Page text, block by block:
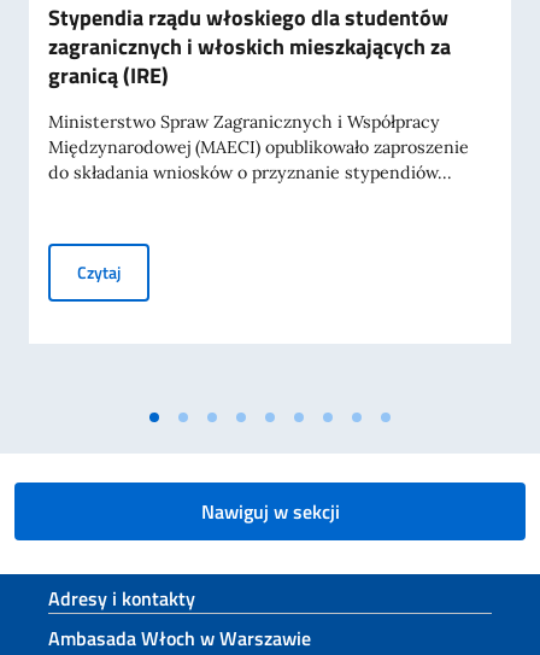
Stypendia rządu włoskiego dla studentów
zagranicznych i włoskich mieszkających za
granicą (IRE)
Ministerstwo Spraw Zagranicznych i Współpracy
Międzynarodowej (MAECI) opublikowało zaproszenie
do składania wniosków o przyznanie stypendiów...
CzytajStypendia rządu włoskiego dla studentów zagranicznych
Nawiguj w sekcji
Footer section
Adresy i kontakty
Ambasada Włoch w Warszawie